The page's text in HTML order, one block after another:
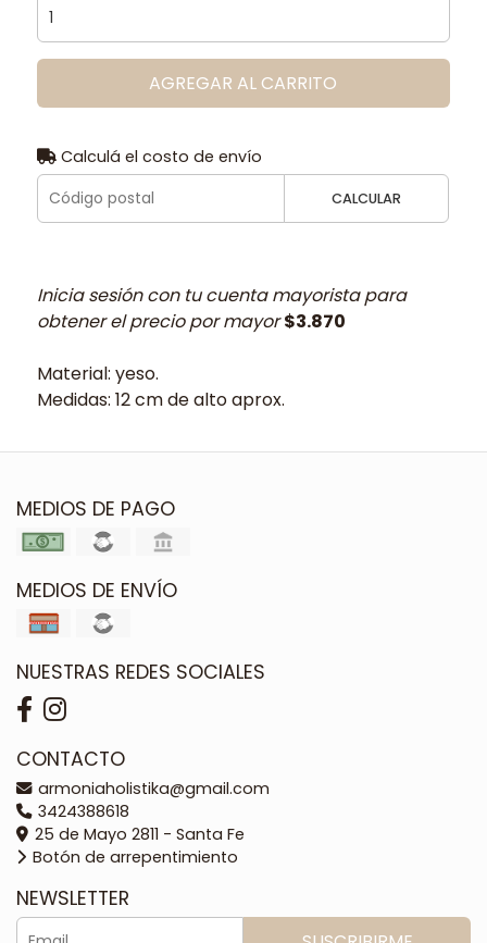
AGREGAR AL CARRITO
Calculá el costo de envío
CALCULAR
Inicia sesión con tu cuenta mayorista para
obtener el precio por mayor$3.870
Material: yeso.
Medidas: 12 cm de alto aprox.
MEDIOS DE PAGO
MEDIOS DE ENVÍO
NUESTRAS REDES SOCIALES
CONTACTO
armoniaholistika@gmail.com
3424388618
25 de Mayo 2811 - Santa Fe
Botón de arrepentimiento
NEWSLETTER